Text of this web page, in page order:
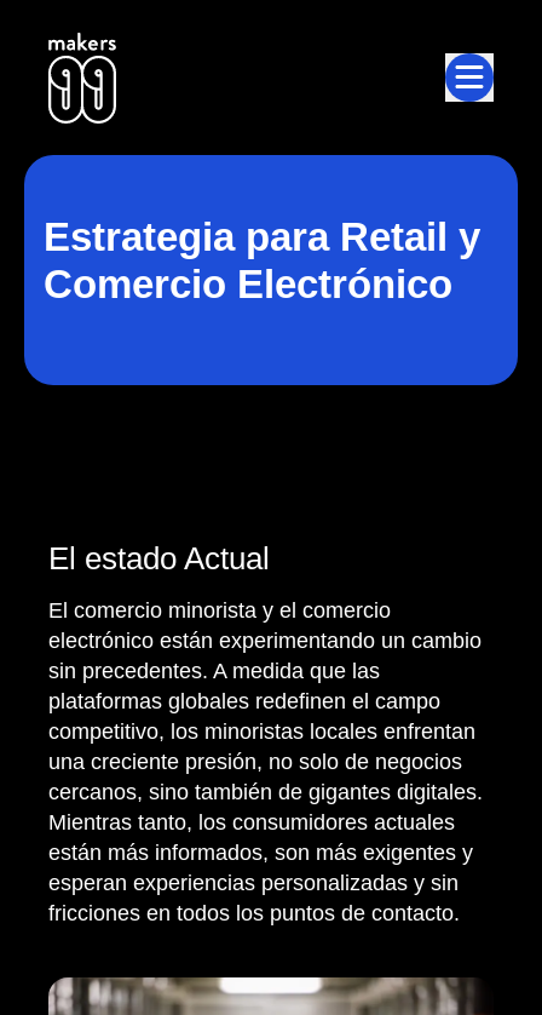
Estrategia para Retail y
Comercio Electrónico
El estado Actual
El comercio minorista y el comercio
electrónico están experimentando un cambio
sin precedentes. A medida que las
plataformas globales redefinen el campo
competitivo, los minoristas locales enfrentan
una creciente presión, no solo de negocios
cercanos, sino también de gigantes digitales.
Mientras tanto, los consumidores actuales
están más informados, son más exigentes y
esperan experiencias personalizadas y sin
fricciones en todos los puntos de contacto.